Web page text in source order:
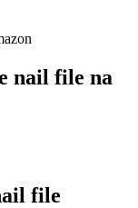
nail file na
file